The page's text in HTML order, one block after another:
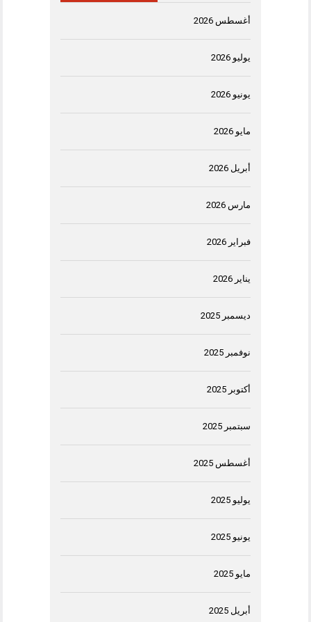
أغسطس 2026
يوليو 2026
يونيو 2026
مايو 2026
أبريل 2026
مارس 2026
فبراير 2026
يناير 2026
ديسمبر 2025
نوفمبر 2025
أكتوبر 2025
سبتمبر 2025
أغسطس 2025
يوليو 2025
يونيو 2025
مايو 2025
أبريل 2025